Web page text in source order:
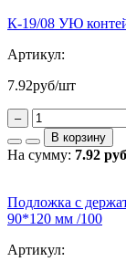
К-19/08 УЮ
Артикул:
7.92руб/шт
–
В корзину
На сумму: 7.92
Подложка с
90*120 мм /100
Артикул: